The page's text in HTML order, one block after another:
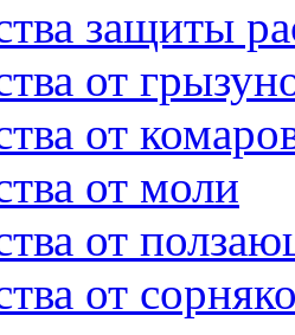
защиты
от
от
от моли
от
от